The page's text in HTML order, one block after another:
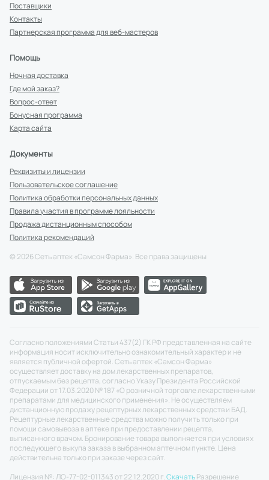
Поставщики
Контакты
Партнерская программа для веб-мастеров
Помощь
Ночная доставка
Где мой заказ?
Вопрос-ответ
Бонусная программа
Карта сайта
Документы
Реквизиты и лицензии
Пользовательское соглашение
Политика обработки персональных данных
Правила участия в программе лояльности
Продажа дистанционным способом
Политика рекомендаций
© 2026Сеть аптек «Самсон Фарма». Все права защищены
Согласно положениями Статьи 437(2) ГК РФ представленная на сайте
информация носит исключительно ознакомительный характер и не
является публичной офертой. Сеть аптек «Самсон Фарма»
осуществляет доставку на дом лекарственных препаратов,
отпускаемым без рецепта, согласно Указу Президента Российской
Федерации от 17.03.2020 № 187 «О розничной торговле лекарственными
препаратами для медицинского применения». Не осуществляем
дистанционную продажу рецептурных лекарственных средств и БАД.
Рецептурные лекарственные средства можно получить только при
помощи самовывоза в аптеке при предоставлении рецепта,
выписанного врачом. Бронирование товара выполняется при условиях
последующего выкупа заказа в выбранном аптечном пункте. Цена
действительна только при заказе через сайт.
Лицензия №: ЛО-77-02-011343 от 22.12.2020 г.СкачатьРазрешение